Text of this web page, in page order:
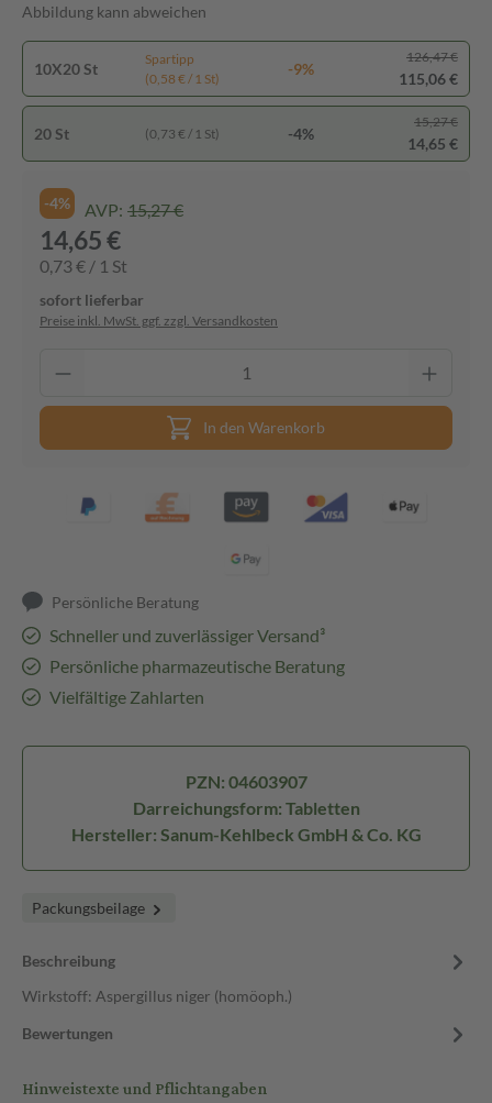
Abbildung kann abweichen
10X20 St
Spartipp
(0,58 € / 1 St)
-9%
126,47 €
115,06 €
20 St (0,73 € / 1 St) -4%
15,27 €
14,65 €
-4% AVP: 15,27 €
14,65 €
0,73 € / 1 St
sofort lieferbar
Preise inkl. MwSt. ggf. zzgl. Versandkosten
In den Warenkorb
Persönliche Beratung
Schneller und zuverlässiger Versand³
Persönliche pharmazeutische Beratung
Vielfältige Zahlarten
PZN: 04603907
Darreichungsform: Tabletten
Hersteller: Sanum-Kehlbeck GmbH & Co. KG
Packungsbeilage
Beschreibung
Wirkstoff: Aspergillus niger (homöoph.)
Bewertungen
Hinweistexte und Pflichtangaben